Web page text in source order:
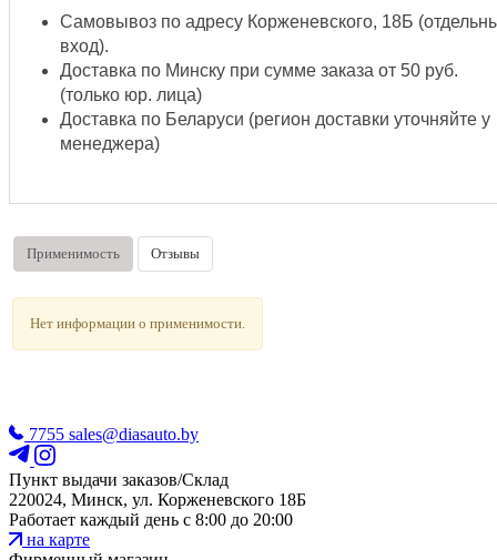
Самовывоз по адресу Корженевского, 18Б
вход).
Доставка по Минску при сумме заказа от 50 руб.
(только юр. лица)
Доставка по Беларуси (регион доставки уточняйте у
менеджера)
Применимость Отзывы
Нет информации о применимости.
7755 sales@diasauto.by
Пункт выдачи заказов/Склад
220024, Минск, ул. Корженевского 18Б
Работает каждый день с 8:00 до 20:00
на карте